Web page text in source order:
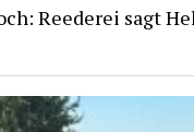
Reederei sagt